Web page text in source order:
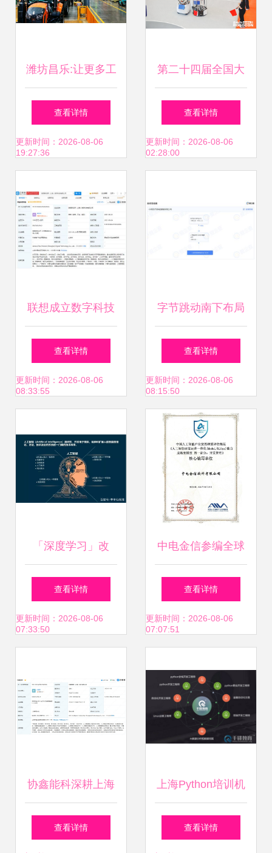
潍坊昌乐:让更多工
厂长出“智能神经”
查看详情
更新时间：2026-08-06
19:27:36
第二十四届全国大
学生机器人大赛
ROBOCON深圳赛
查看详情
更新时间：2026-08-06
02:28:00
联想成立数字科技
新公司，布局人工
智能应用软件开发
查看详情
更新时间：2026-08-06
08:33:55
字节跳动南下布局
海南成立医疗器械
子公司，注册资本
百万紧盯人工智能
应用
查看详情
更新时间：2026-08-06
08:15:50
「深度学习」改
变“算命”行业,10秒
告诉你前因后果!
查看详情
更新时间：2026-08-06
07:33:50
中电金信参编全球
首个AI模型开发管
理标准，助推人工
化开发
查看详情
更新时间：2026-08-06
07:07:51
协鑫能科深耕上海
智算领域，布局人
查看详情
上海Python培训机
构费用及人工智能
查看详情